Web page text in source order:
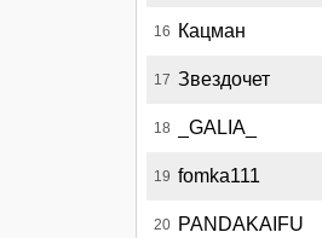
16 Кацман
17 Звездочет
18 _GALIA_
19 fomka111
20 PANDAKAIFU